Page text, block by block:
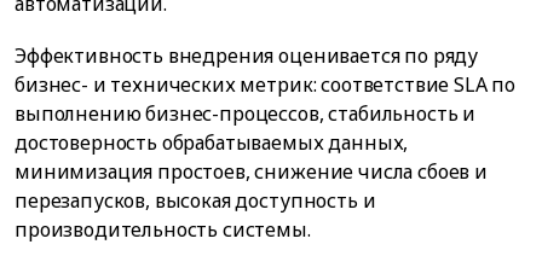
Эффективность внедрения оценивается по ряду
бизнес- и технических метрик: соответствие SLA по
выполнению бизнес-процессов, стабильность и
достоверность обрабатываемых данных,
минимизация простоев, снижение числа сбоев и
перезапусков, высокая доступность и
производительность системы.